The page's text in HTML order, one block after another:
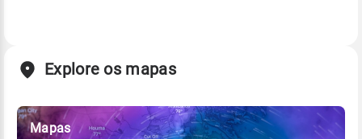
Explore os mapas
Mapas